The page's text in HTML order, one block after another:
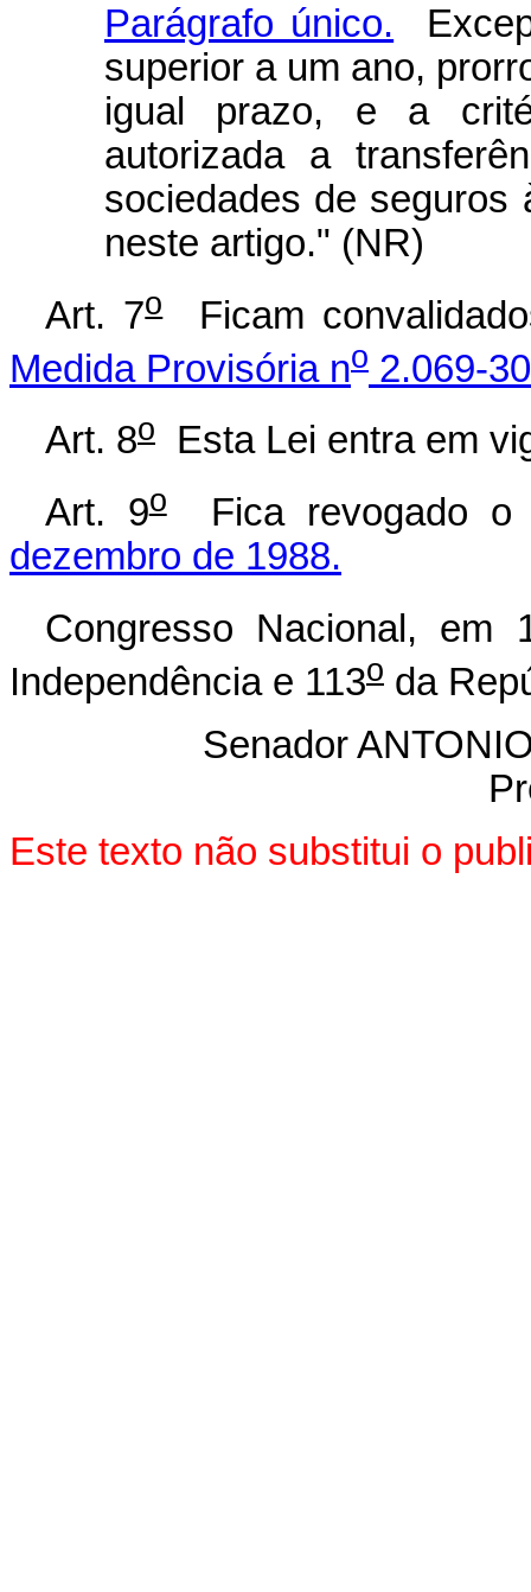
Parágrafo único.
superior a um ano,
igual prazo, e a
autorizada a
sociedades de seguros
neste artigo." (NR)
Art. 7oFicam
Medida Provisória no 2.069-
Art. 8o
Esta Lei entra em
Art. 9oFica revogado
dezembro de 1988.
Congresso Nacional,
Independência e 113o da
Senador
Este texto não substitui o